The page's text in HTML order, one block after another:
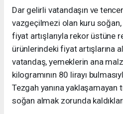
Dar gelirli vatandaşın ve
vazgeçilmezi olan kuru
fiyat artışlarıyla rekor üstüne
ürünlerindeki fiyat artışlarına
vatandaş, yemeklerin ana
kilogramının 80 lirayı
Tezgah yanına yaklaşamayan
soğan almak zorunda